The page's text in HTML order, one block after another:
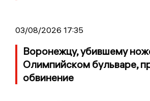
03/08/2026 17:35
Воронежцу, убившему
Олимпийском бульваре,
обвинение